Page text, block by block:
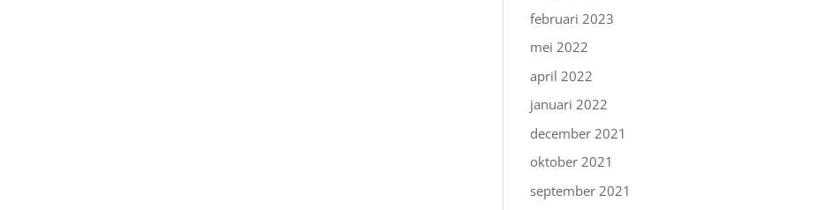
februari 2023
mei 2022
april 2022
januari 2022
december 2021
oktober 2021
september 2021